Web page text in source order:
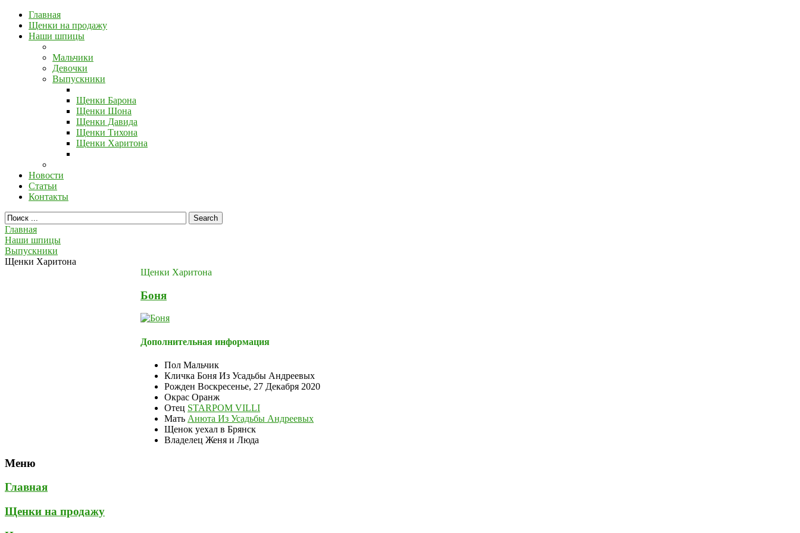
Главная
Щенки на продажу
Наши шпицы
Мальчики
Девочки
Выпускники
Щенки Барона
Щенки Шона
Щенки Давида
Щенки Тихона
Щенки Харитона
Новости
Статьи
Контакты
Главная
Наши шпицы
Выпускники
Щенки Харитона
Щенки Харитона
Боня
Дополнительная информация
Пол Мальчик
Кличка Боня Из Усадьбы Андреевых
Рожден Воскресенье, 27 Декабря 2020
Окрас Оранж
Отец STARPOM VILLI
Мать Анюта Из Усадьбы Андреевых
Щенок уехал в Брянск
Владелец Женя и Люда
Меню
Главная
Щенки на продажу